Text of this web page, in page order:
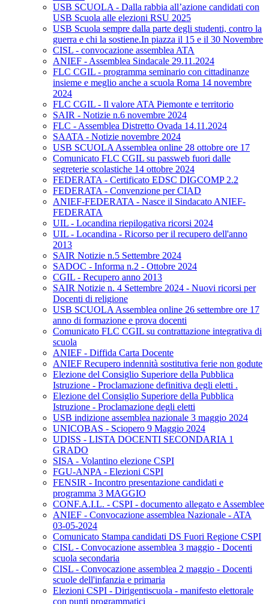
USB SCUOLA - Dalla rabbia all’azione candidati con
USB Scuola alle elezioni RSU 2025
USB Scuola sempre dalla parte degli studenti, contro la
guerra e chi la sostiene.In piazza il 15 e il 30 Novembre
CISL - convocazione assemblea ATA
ANIEF - Assemblea Sindacale 29.11.2024
FLC CGIL - programma seminario con cittadinanze
insieme e meglio anche a scuola Roma 14 novembre
2024
FLC CGIL - Il valore ATA Piemonte e territorio
SAIR - Notizie n.6 novembre 2024
FLC - Assemblea Distretto Ovada 14.11.2024
SAATA - Notizie novembre 2024
USB SCUOLA Assemblea online 28 ottobre ore 17
Comunicato FLC CGIL su passweb fuori dalle
segreterie scolastiche 14 ottobre 2024
FEDERATA - Certificato EDSC DIGCOMP 2.2
FEDERATA - Convenzione per CIAD
ANIEF-FEDERATA - Nasce il Sindacato ANIEF-
FEDERATA
UIL - Locandina riepilogativa ricorsi 2024
UIL - Locandina - Ricorso per il recupero dell'anno
2013
SAIR Notizie n.5 Settembre 2024
SADOC - Informa n.2 - Ottobre 2024
CGIL - Recupero anno 2013
SAIR Notizie n. 4 Settembre 2024 - Nuovi ricorsi per
Docenti di religione
USB SCUOLA Assemblea online 26 settembre ore 17
anno di formazione e prova docenti
Comunicato FLC CGIL su contrattazione integrativa di
scuola
ANIEF - Diffida Carta Docente
ANIEF Recupero indennità sostitutiva ferie non godute
Elezione del Consiglio Superiore della Pubblica
Istruzione - Proclamazione definitiva degli eletti .
Elezione del Consiglio Superiore della Pubblica
Istruzione - Proclamazione degli eletti
USB indizione assemblea nazionale 3 maggio 2024
UNICOBAS - Sciopero 9 Maggio 2024
UDISS - LISTA DOCENTI SECONDARIA 1
GRADO
SISA - Volantino elezione CSPI
FGU-ANPA - Elezioni CSPI
FENSIR - Incontro presentazione candidati e
programma 3 MAGGIO
CONF.A.I.L. - CSPI - documento allegato e Assemblee
ANIEF - Convocazione assemblea Nazionale - ATA
03-05-2024
Comunicato Stampa candidati DS Fuori Regione CSPI
CISL - Convocazione assemblea 3 maggio - Docenti
scuola secondaria
CISL - Convocazione assemblea 2 maggio - Docenti
scuole dell'infanzia e primaria
Elezioni CSPI - Dirigentiscuola - manifesto elettorale
con punti programmatici